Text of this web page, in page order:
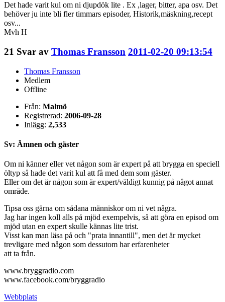
Det hade varit kul om ni djupdök lite . Ex ,lager, bitter, apa osv. Det
behöver ju inte bli fler timmars episoder, Historik,mäskning,recept
osv...
Mvh H
21 Svar av Thomas Fransson 2011-02-20 09:13:54
Thomas Fransson
Medlem
Offline
Från: Malmö
Registrerad: 2006-09-28
Inlägg: 2,533
Sv: Ämnen och gäster
Om ni känner eller vet någon som är expert på att brygga en speciell
öltyp så hade det varit kul att få med dem som gäster.
Eller om det är någon som är expert/väldigt kunnig på något annat
område.
Tipsa oss gärna om sådana människor om ni vet några.
Jag har ingen koll alls på mjöd exempelvis, så att göra en episod om
mjöd utan en expert skulle kännas lite trist.
Visst kan man läsa på och "prata innantill", men det är mycket
trevligare med någon som dessutom har erfarenheter
att ta från.
www.bryggradio.com
www.facebook.com/bryggradio
Webbplats